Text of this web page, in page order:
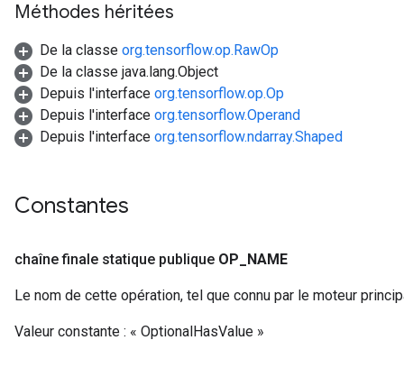
Méthodes héritées
De la classe org.tensorflow.op.RawOp
De la classe java.lang.Object
Depuis l'interface org.tensorflow.op.Op
Depuis l'interface org.tensorflow.Operand
Depuis l'interface org.tensorflow.ndarray.Shaped
Constantes
chaîne finale statique publique OP NAME
Le nom de cette opération, tel que connu par le moteur
Valeur constante : « OptionalHasValue »